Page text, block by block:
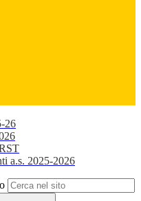
26
a.s. 2025-2026